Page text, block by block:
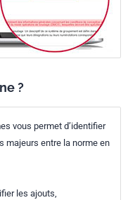
?
vous permet d’identifier
majeurs entre la norme en
les ajouts,